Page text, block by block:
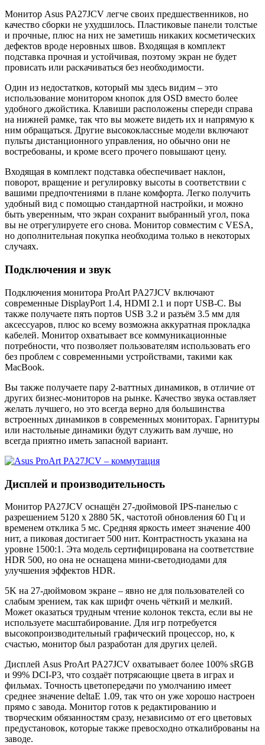
Монитор Asus PA27JCV легче своих предшественников, но
качество сборки не ухудшилось. Пластиковые панели толстые
и прочные, плюс на них не заметишь никаких косметических
дефектов вроде неровных швов. Входящая в комплект
подставка прочная и устойчивая, поэтому экран не будет
провисать или раскачиваться без необходимости.
Один из недостатков, который мы здесь видим – это
использование монитором кнопок для OSD вместо более
удобного джойстика. Клавиши расположены спереди справа
на нижней рамке, так что вы можете видеть их и напрямую к
ним обращаться. Другие высококлассные модели включают
пульты дистанционного управления, но обычно они не
востребованы, и кроме всего прочего повышают цену.
Входящая в комплект подставка обеспечивает наклон,
поворот, вращение и регулировку высоты в соответствии с
вашими предпочтениями в плане комфорта. Легко получить
удобный вид с помощью стандартной настройки, и можно
быть уверенным, что экран сохранит выбранный угол, пока
вы не отрегулируете его снова. Монитор совместим с VESA,
но дополнительная покупка необходима только в некоторых
случаях.
Подключения и звук
Подключения монитора ProArt PA27JCV включают
современные DisplayPort 1.4, HDMI 2.1 и порт USB-C. Вы
также получаете пять портов USB 3.2 и разъём 3.5 мм для
аксессуаров, плюс ко всему возможна аккуратная прокладка
кабелей. Монитор охватывает все коммуникационные
потребности, что позволяет пользователям использовать его
без проблем с современными устройствами, такими как
MacBook.
Вы также получаете пару 2-ваттных динамиков, в отличие от
других бизнес-мониторов на рынке. Качество звука оставляет
желать лучшего, но это всегда верно для большинства
встроенных динамиков в современных мониторах. Гарнитуры
или настольные динамики будут служить вам лучше, но
всегда приятно иметь запасной вариант.
Дисплей и производительность
Монитор PA27JCV оснащён 27-дюймовой IPS-панелью с
разрешением 5120 x 2880 5K, частотой обновления 60 Гц и
временем отклика 5 мс. Средняя яркость имеет значение 400
нит, а пиковая достигает 500 нит. Контрастность указана на
уровне 1500:1. Эта модель сертифицирована на соответствие
HDR 500, но она не оснащена мини-светодиодами для
улучшения эффектов HDR.
5K на 27-дюймовом экране – явно не для пользователей со
слабым зрением, так как шрифт очень чёткий и мелкий.
Может оказаться трудным чтение колонок текста, если вы не
используете масштабирование. Для игр потребуется
высокопроизводительный графический процессор, но, к
счастью, монитор был разработан для других целей.
Дисплей Asus ProArt PA27JCV охватывает более 100% sRGB
и 99% DCI-P3, что создаёт потрясающие цвета в играх и
фильмах. Точность цветопередачи по умолчанию имеет
среднее значение deltaE 1.09, так что он уже хорошо настроен
прямо с завода. Монитор готов к редактированию и
творческим обязанностям сразу, независимо от его цветовых
предустановок, которые также превосходно откалиброваны на
заводе.